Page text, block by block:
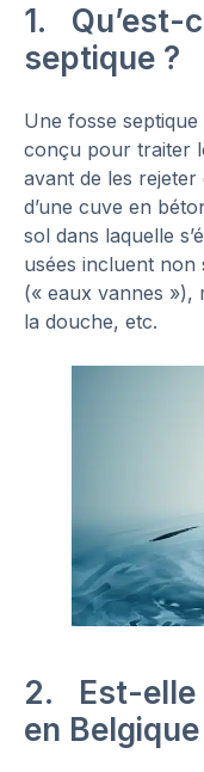
1. Qu’est-
septique ?
Une fosse septique
conçu pour traiter
avant de les rejeter
d’une cuve en
sol dans laquelle
usées incluent non
(« eaux vannes »),
la douche, etc.
2. Est-elle
en Belgique